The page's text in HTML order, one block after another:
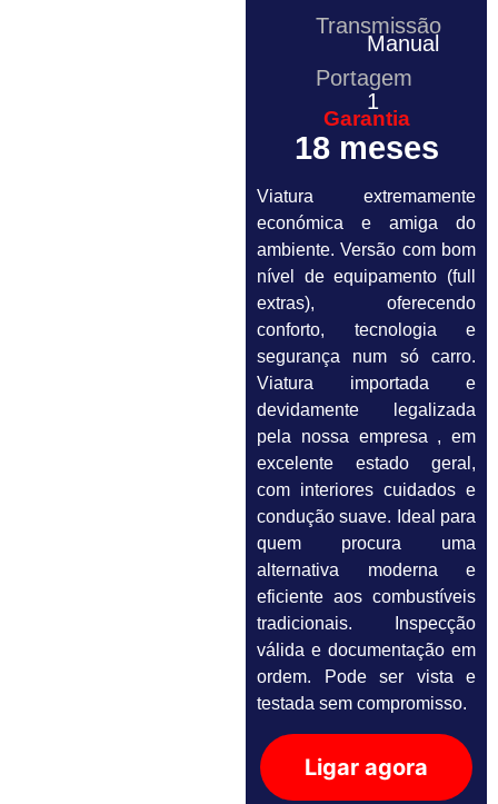
Transmissão
Portagem
Manual
1
Garantia
18 meses
Viatura extremamente
económica e amiga do
ambiente. Versão com bom
nível de equipamento (full
extras), oferecendo
conforto, tecnologia e
segurança num só carro.
Viatura importada e
devidamente legalizada
pela nossa empresa , em
excelente estado geral,
com interiores cuidados e
condução suave. Ideal para
quem procura uma
alternativa moderna e
eficiente aos combustíveis
tradicionais. Inspecção
válida e documentação em
ordem. Pode ser vista e
testada sem compromisso.
Ligar agora